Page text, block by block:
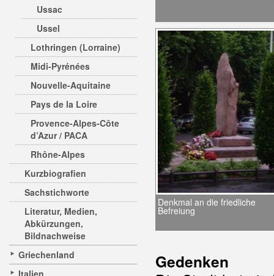
Ussac
Ussel
Lothringen (Lorraine)
Midi-Pyrénées
Nouvelle-Aquitaine
Pays de la Loire
Provence-Alpes-Côte
d’Azur / PACA
Rhône-Alpes
Kurzbiografien
Sachstichworte
Literatur, Medien,
Abkürzungen,
Bildnachweise
Griechenland
Italien
Denkmal an die friedliche
Befreiung
Gedenken